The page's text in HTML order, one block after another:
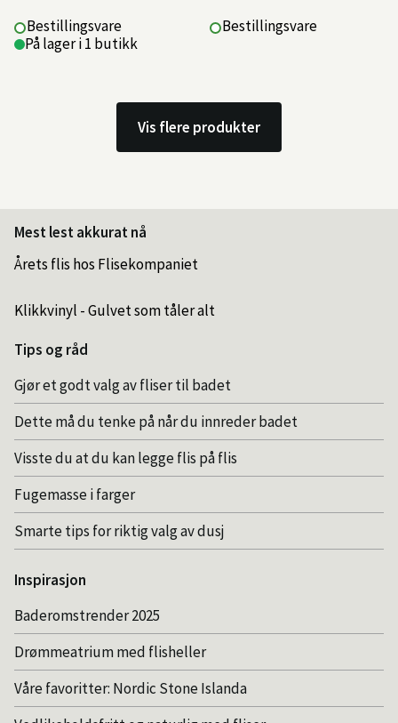
Bestillingsvare
På lager i 1 butikk
Bestillingsvare
Vis flere produkter
Mest lest akkurat nå
Årets flis hos Flisekompaniet
Klikkvinyl - Gulvet som tåler alt
Tips og råd
Gjør et godt valg av fliser til badet
Dette må du tenke på når du innreder badet
Visste du at du kan legge flis på flis
Fugemasse i farger
Smarte tips for riktig valg av dusj
Inspirasjon
Baderomstrender 2025
Drømmeatrium med flisheller
Våre favoritter: Nordic Stone Islanda